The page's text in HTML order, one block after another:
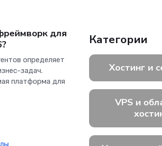
для
определяет
задач.
платформа для
Категории
Хостинг и
VPS и